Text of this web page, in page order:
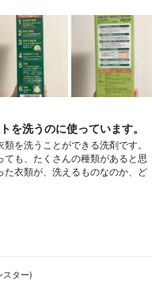
を洗うのに使っています。
を洗うことができる洗剤です。
ても、たくさんの種類があると思
た衣類が、洗えるものなのか、ど
スター)